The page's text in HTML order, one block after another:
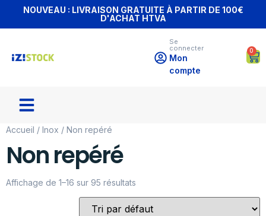
NOUVEAU : LIVRAISON GRATUITE À PARTIR DE 100€
D'ACHAT HTVA
Se
connecter
Mon
compte
0
Accueil / Inox / Non repéré
Non repéré
Affichage de 1–16 sur 95 résultats